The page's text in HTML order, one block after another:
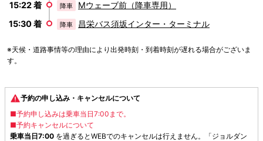
15:22 着
降車
Mウェーブ前（降車専用）
15:30 着
降車 昌栄バス須坂インター・ターミナル
※天候・道路事情等の理由により出発時刻・到着時刻が遅れる場合がございま
す。
予約の申し込み・キャンセルについて
■予約申し込みは乗車当日7:00まで。
■予約キャンセルについて
乗車当日7:00 を過ぎるとWEBでのキャンセルは行えません。「ジョルダン